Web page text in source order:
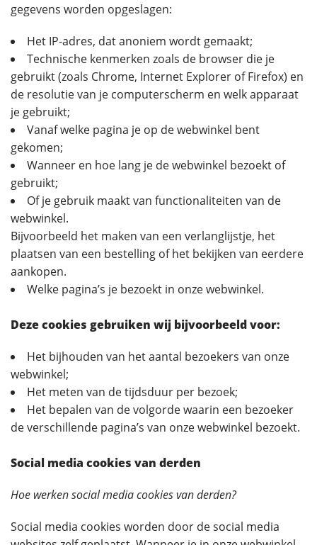
gegevens worden opgeslagen:
Het IP-adres, dat anoniem wordt gemaakt;
Technische kenmerken zoals de browser die je
gebruikt (zoals Chrome, Internet Explorer of Firefox) en
de resolutie van je computerscherm en welk apparaat
je gebruikt;
Vanaf welke pagina je op de webwinkel bent
gekomen;
Wanneer en hoe lang je de webwinkel bezoekt of
gebruikt;
Of je gebruik maakt van functionaliteiten van de
webwinkel.
Bijvoorbeeld het maken van een verlanglijstje, het
plaatsen van een bestelling of het bekijken van eerdere
aankopen.
Welke pagina’s je bezoekt in onze webwinkel.
Deze cookies gebruiken wij bijvoorbeeld voor:
Het bijhouden van het aantal bezoekers van onze
webwinkel;
Het meten van de tijdsduur per bezoek;
Het bepalen van de volgorde waarin een bezoeker
de verschillende pagina’s van onze webwinkel bezoekt.
Social media cookies van derden
Hoe werken social media cookies van derden?
Social media cookies worden door de social media